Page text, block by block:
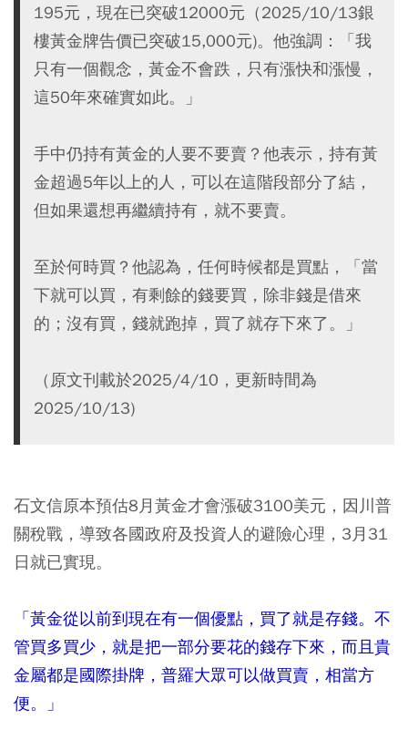
195元，現在已突破12000元（2025/10/13銀
樓黃金牌告價已突破15,000元)。他強調：「我
只有一個觀念，黃金不會跌，只有漲快和漲慢，
這50年來確實如此。」
手中仍持有黃金的人要不要賣？他表示，持有黃
金超過5年以上的人，可以在這階段部分了結，
但如果還想再繼續持有，就不要賣。
至於何時買？他認為，任何時候都是買點，「當
下就可以買，有剩餘的錢要買，除非錢是借來
的；沒有買，錢就跑掉，買了就存下來了。」
（原文刊載於2025/4/10，更新時間為
2025/10/13)
石文信原本預估8月黃金才會漲破3100美元，因川普
關稅戰，導致各國政府及投資人的避險心理，3月31
日就已實現。
「黃金從以前到現在有一個優點，買了就是存錢。不
管買多買少，就是把一部分要花的錢存下來，而且貴
金屬都是國際掛牌，普羅大眾可以做買賣，相當方
便。」